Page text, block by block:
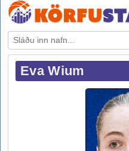
Eva Wium